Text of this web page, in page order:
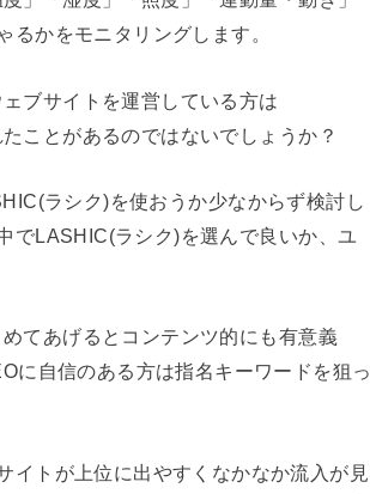
かをモニタリングします。
ブサイトを運営している方は
ことがあるのではないでしょうか？
ラシク)を使おうか少なからず検討し
でLASHIC(ラシク)を選んで良いか、ユ
てあげるとコンテンツ的にも有意義
に自信のある方は指名キーワードを狙っ
イトが上位に出やすくなかなか流入が見